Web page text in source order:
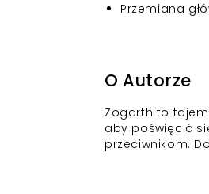
Przemiana
O Autorze
Zogarth to
aby poświęcić
przeciwnikom. Do